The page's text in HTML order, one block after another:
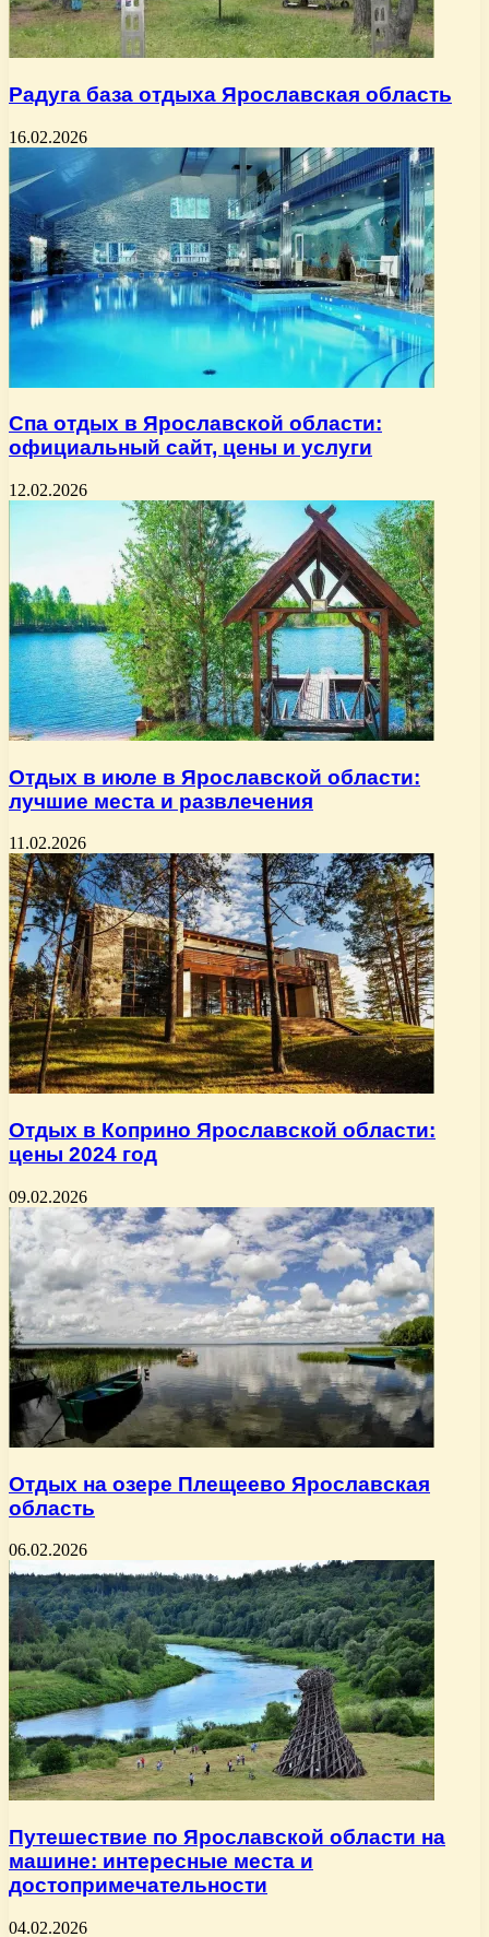
Радуга база отдыха Ярославская область
16.02.2026
Спа отдых в Ярославской области:
официальный сайт, цены и услуги
12.02.2026
Отдых в июле в Ярославской области:
лучшие места и развлечения
11.02.2026
Отдых в Коприно Ярославской области:
цены 2024 год
09.02.2026
Отдых на озере Плещеево Ярославская
область
06.02.2026
Путешествие по Ярославской области на
машине: интересные места и
достопримечательности
04.02.2026